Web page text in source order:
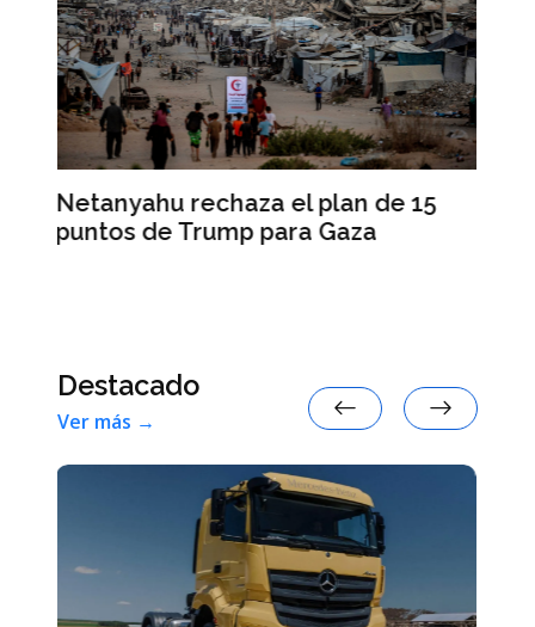
de 15
La rebelión de la Generación Z
sacude el sur del mundo
Destacado
Ver más →